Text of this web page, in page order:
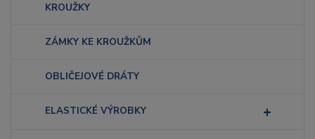
KROUŽKY
ZÁMKY KE KROUŽKŮM
OBLIČEJOVÉ DRÁTY
ELASTICKÉ VÝROBKY